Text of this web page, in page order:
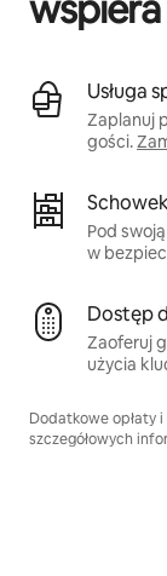
Usługa
Zaplanuj
gości.
Pod
w
Dostęp
Zaoferuj
użycia
Dodatkowe opłaty
szczegółowych